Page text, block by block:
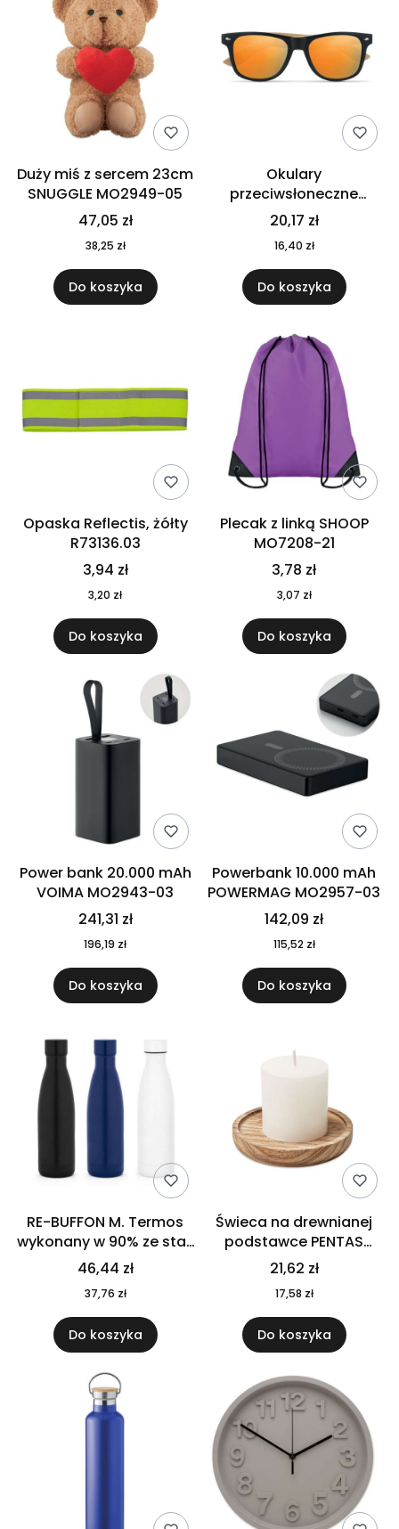
Duży miś z sercem 23cm
SNUGGLE MO2949-05
47,05 zł
38,25 zł
Do koszyka
Okulary
przeciwsłoneczne
CALIFORNIA TOUCH
MO9617-10
20,17 zł
16,40 zł
Do koszyka
Opaska Reflectis, żółty
R73136.03
3,94 zł
3,20 zł
Do koszyka
Plecak z linką SHOOP
MO7208-21
3,78 zł
3,07 zł
Do koszyka
Power bank 20.000 mAh
VOIMA MO2943-03
241,31 zł
196,19 zł
Do koszyka
Powerbank 10.000 mAh
POWERMAG MO2957-03
142,09 zł
115,52 zł
Do koszyka
RE-BUFFON M. Termos
wykonany w 90% ze stali
nierdzewnej
pochodzącej z
recyklingu 520 ml 94294
46,44 zł
37,76 zł
Do koszyka
Świeca na drewnianej
podstawce PENTAS
MO6282-40
21,62 zł
17,58 zł
Do koszyka